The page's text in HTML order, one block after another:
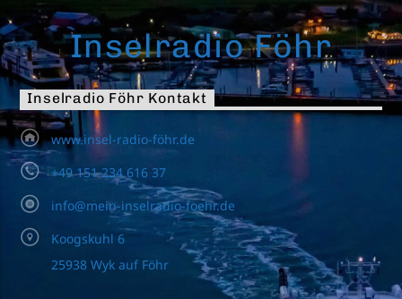
Inselradio Föhr
Inselradio Föhr Kontakt
www.insel-radio-föhr.de
+49 151 234 616 37
info@mein-inselradio-foehr.de
Koogskuhl 6
25938 Wyk auf Föhr